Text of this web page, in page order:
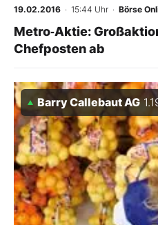
19.02.2016 · 15:44 Uhr · Börse
Metro‑Aktie:
Chefposten ab
Barry Callebaut AG